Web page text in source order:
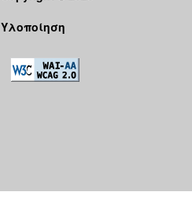
Υλοποίηση